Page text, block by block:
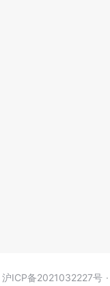
沪ICP备2021032227号